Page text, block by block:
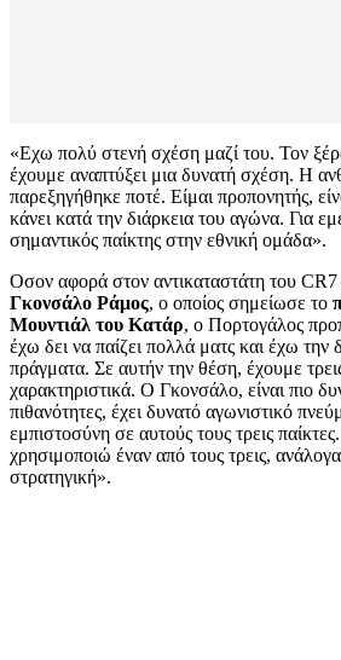
«Εχω πολύ στενή σχέση μαζί του. Τον
έχουμε αναπτύξει μια δυνατή σχέση. Η
παρεξηγήθηκε ποτέ. Είμαι προπονητής,
κάνει κατά την διάρκεια του αγώνα. Για
σημαντικός παίκτης στην εθνική ομάδα».
Οσον αφορά στον αντικαταστάτη του
Γκονσάλο Ράμος, ο οποίος σημείωσε το
Μουντιάλ του Κατάρ, ο Πορτογάλος
έχω δει να παίζει πολλά ματς και έχω την
πράγματα. Σε αυτήν την θέση, έχουμε
χαρακτηριστικά. Ο Γκονσάλο, είναι πιο
πιθανότητες, έχει δυνατό αγωνιστικό
εμπιστοσύνη σε αυτούς τους τρεις
χρησιμοποιώ έναν από τους τρεις,
στρατηγική».